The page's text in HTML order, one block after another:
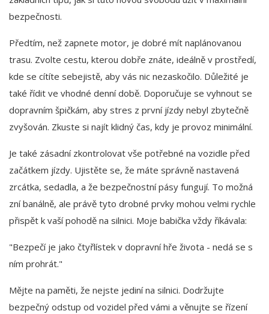
bezpečnosti.
Předtím, než zapnete motor, je dobré mít naplánovanou
trasu. Zvolte cestu, kterou dobře znáte, ideálně v prostředí,
kde se cítíte sebejistě, aby vás nic nezaskočilo. Důležité je
také řídit ve vhodné denní době. Doporučuje se vyhnout se
dopravním špičkám, aby stres z první jízdy nebyl zbytečně
zvyšován. Zkuste si najít klidný čas, kdy je provoz minimální.
Je také zásadní zkontrolovat vše potřebné na vozidle před
začátkem jízdy. Ujistěte se, že máte správně nastavená
zrcátka, sedadla, a že bezpečnostní pásy fungují. To možná
zní banálně, ale právě tyto drobné prvky mohou velmi rychle
přispět k vaší pohodě na silnici. Moje babička vždy říkávala:
"Bezpečí je jako čtyřlístek v dopravní hře života - nedá se s
ním prohrát."
Mějte na paměti, že nejste jediní na silnici. Dodržujte
bezpečný odstup od vozidel před vámi a věnujte se řízení